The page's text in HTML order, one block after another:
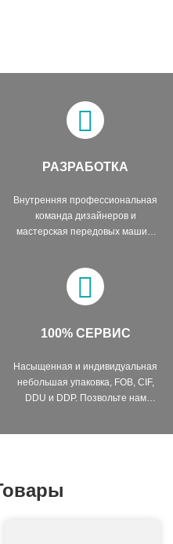
РАЗРАБОТКА
Внутренняя профессиональная
команда дизайнеров и
мастерская передовых машин.
вам нужны.
100% СЕРВИС
Насыщенная и индивидуальная
небольшая упаковка, FOB, CIF,
DDU и DDP. Позвольте нам